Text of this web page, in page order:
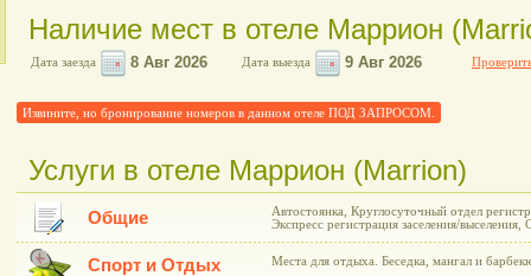
Наличие мест в отеле Маррион
Дата заезда Дата выезда
Извините, но бронирование номеров в данном отеле ПОД ЗАПРОСОМ.
Услуги в отеле Маррион (Marrion)
Общие
Автостоянка, Круглосуточный отдел
Экспресс регистрация заселения/выселения,
Спорт и Отдых Места для отдыха. Беседка, мангал и